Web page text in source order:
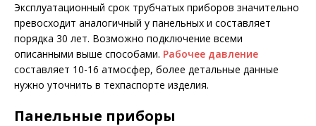
Эксплуатационный срок трубчатых приборов значительно
превосходит аналогичный у панельных и составляет
порядка 30 лет. Возможно подключение всеми
описанными выше способами. Рабочее давление
составляет 10-16 атмосфер, более детальные данные
нужно уточнить в техпаспорте изделия.
Панельные приборы